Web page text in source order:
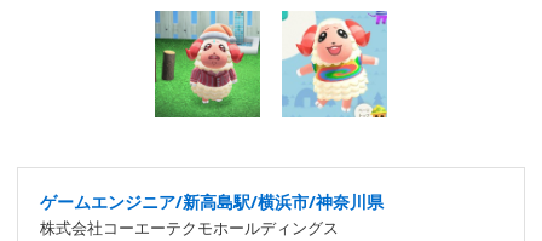
ゲームエンジニア/新高島駅/横浜市/神奈川県
株式会社コーエーテクモホールディングス